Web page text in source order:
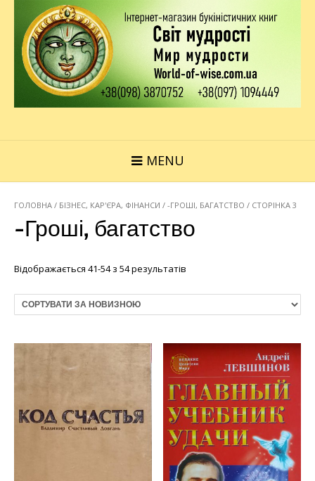
MENU
ГОЛОВНА / БІЗНЕС, КАР'ЄРА, ФІНАНСИ / -ГРОШІ, БАГАТСТВО / СТОРІНКА 3
-Гроші, багатство
Відображається 41-54 з 54 результатів